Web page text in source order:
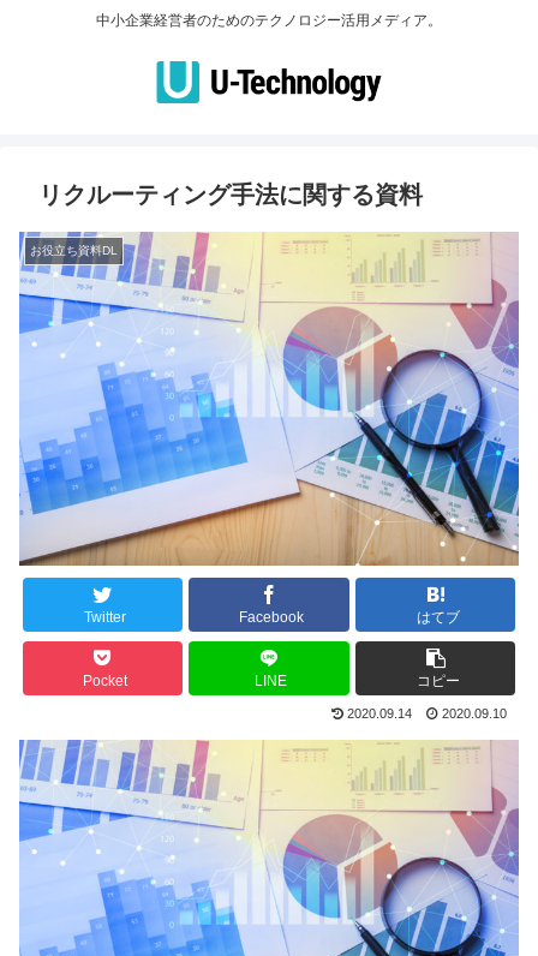
中小企業経営者のためのテクノロジー活用メディア。
リクルーティング手法に関する資料
お役立ち資料DL
Twitter Facebook はてブ
Pocket LINE コピー
2020.09.14 2020.09.10